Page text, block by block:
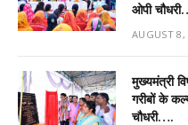
ओपी
AUGUST 8,
मुख्यमंत्री
गरीबों के
चौधरी….